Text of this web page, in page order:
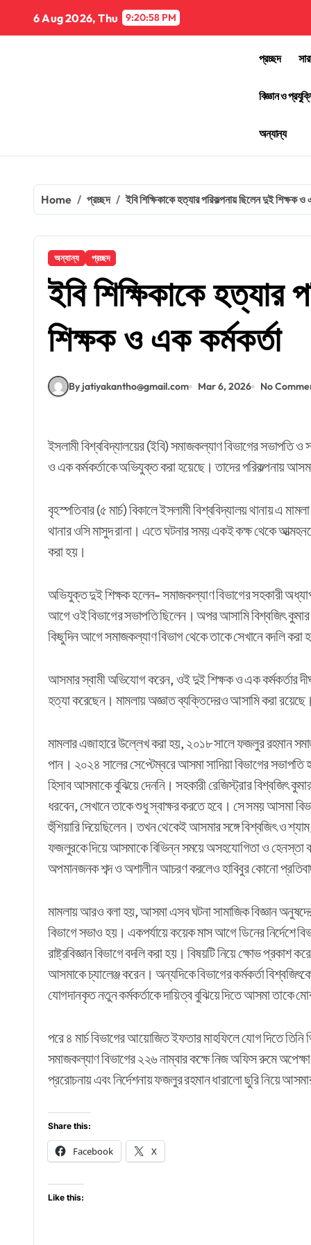
content
6 Aug 2026, Thu 9:20:59 PM
প্রচ্ছদ
বিজ্ঞান ও
অন্যান্য
Home প্রচ্ছদ ইবি শিক্ষিকাকে হত্যার পরিকল্পনায় ছিলেন দুই শিক্ষক ও
অন্যান্য প্রচ্ছদ
ইবি শিক্ষিকাকে হত্যার
শিক্ষক ও এক কর্মকর্তা
By jatiyakantho@gmail.com Mar 6, 2026 No
ইসলামী বিশ্ববিদ্যালয়ের (ইবি) সমাজকল্যাণ বিভাগের সভাপতি ও সহকারী অধ্যাপক আসমা সাদিয়া রুনা হত্যাকাণ্ডের মামলায় দুই শিক্ষক
ও এক কর্মকর্তাকে অভিযুক্ত করা হয়েছে। তাদের পরিকল্পনায়
বৃহস্পতিবার (৫ মার্চ) বিকালে ইসলামী বিশ্ববিদ্যালয় থানায় এ
থানার ওসি মাসুদ রানা। এতে ঘটনার সময় একই কক্ষ থেকে
করা হয়।
অভিযুক্ত দুই শিক্ষক হলেন- সমাজকল্যাণ বিভাগের সহকারী
আগে ওই বিভাগের সভাপতি ছিলেন। অপর আসামি বিশ্বজিৎ কুমার
কিছুদিন আগে সমাজকল্যাণ বিভাগ থেকে তাকে সেখানে বদলি করা
আসমার স্বামী অভিযোগ করেন, ওই দুই শিক্ষক ও এক কর্মকর্তার
হত্যা করেছেন। মামলায় অজ্ঞাত ব্যক্তিদেরও আসামি করা
মামলার এজাহারে উল্লেখ করা হয়, ২০১৮ সালে ফজলুর রহমান
পান। ২০২৪ সালের সেপ্টেম্বরে আসমা সাদিয়া বিভাগের
হিসাব আসমাকে বুঝিয়ে দেননি। সহকারী রেজিস্ট্রার বিশ্বজিৎ
ধরবেন, সেখানে তাকে শুধু স্বাক্ষর করতে হবে। সে সময় আসমা
হুঁশিয়ারি দিয়েছিলেন। তখন থেকেই আসমার সঙ্গে বিশ্বজিৎ ও
ফজলুরকে দিয়ে আসমাকে বিভিন্ন সময়ে অসহযোগিতা ও হেনস্তা
অপমানজনক শব্দ ও অশালীন আচরণ করলেও হাবিবুর কোনো
মামলায় আরও বলা হয়, আসমা এসব ঘটনা সামাজিক বিজ্ঞান
বিভাগে সভাও হয়। একপর্যায়ে কয়েক মাস আগে ডিনের নির্দেশে
রাষ্ট্রবিজ্ঞান বিভাগে বদলি করা হয়। বিষয়টি নিয়ে ক্ষোভ
আসমাকে চ্যালেঞ্জ করেন। অন্যদিকে বিভাগের কর্মকর্তা
যোগদানকৃত নতুন কর্মকর্তাকে দায়িত্ব বুঝিয়ে দিতে আসমা তাকে
পরে ৪ মার্চ বিভাগের আয়োজিত ইফতার মাহফিলে যোগ দিতে
সমাজকল্যাণ বিভাগের ২২৬ নাম্বার কক্ষে নিজ অফিস রুমে
প্ররোচনায় এবং নির্দেশনায় ফজলুর রহমান ধারালো ছুরি নিয়ে
Share this:
Facebook X
Like this: